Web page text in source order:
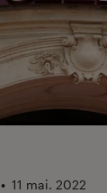
• 11 mai. 2022